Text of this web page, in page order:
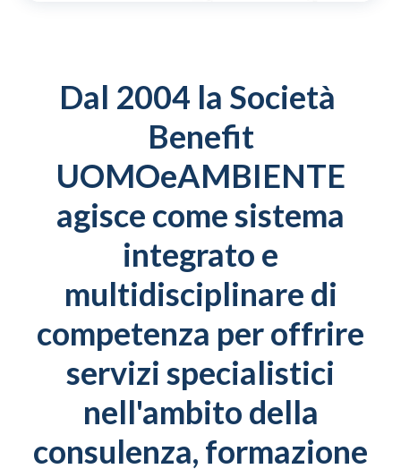
Dal 2004 la Società
Benefit
UOMOeAMBIENTE
agisce come sistema
integrato e
multidisciplinare di
competenza per offrire
servizi specialistici
nell'ambito della
consulenza, formazione